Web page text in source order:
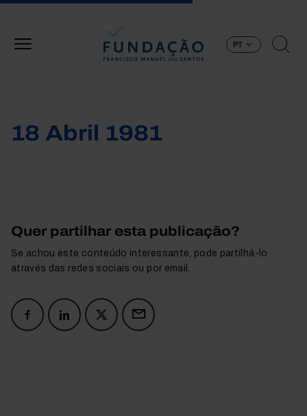
PT
18 Abril 1981
Quer partilhar esta publicação?
Se achou este conteúdo interessante, pode partilhá-lo
através das redes sociais ou por email.